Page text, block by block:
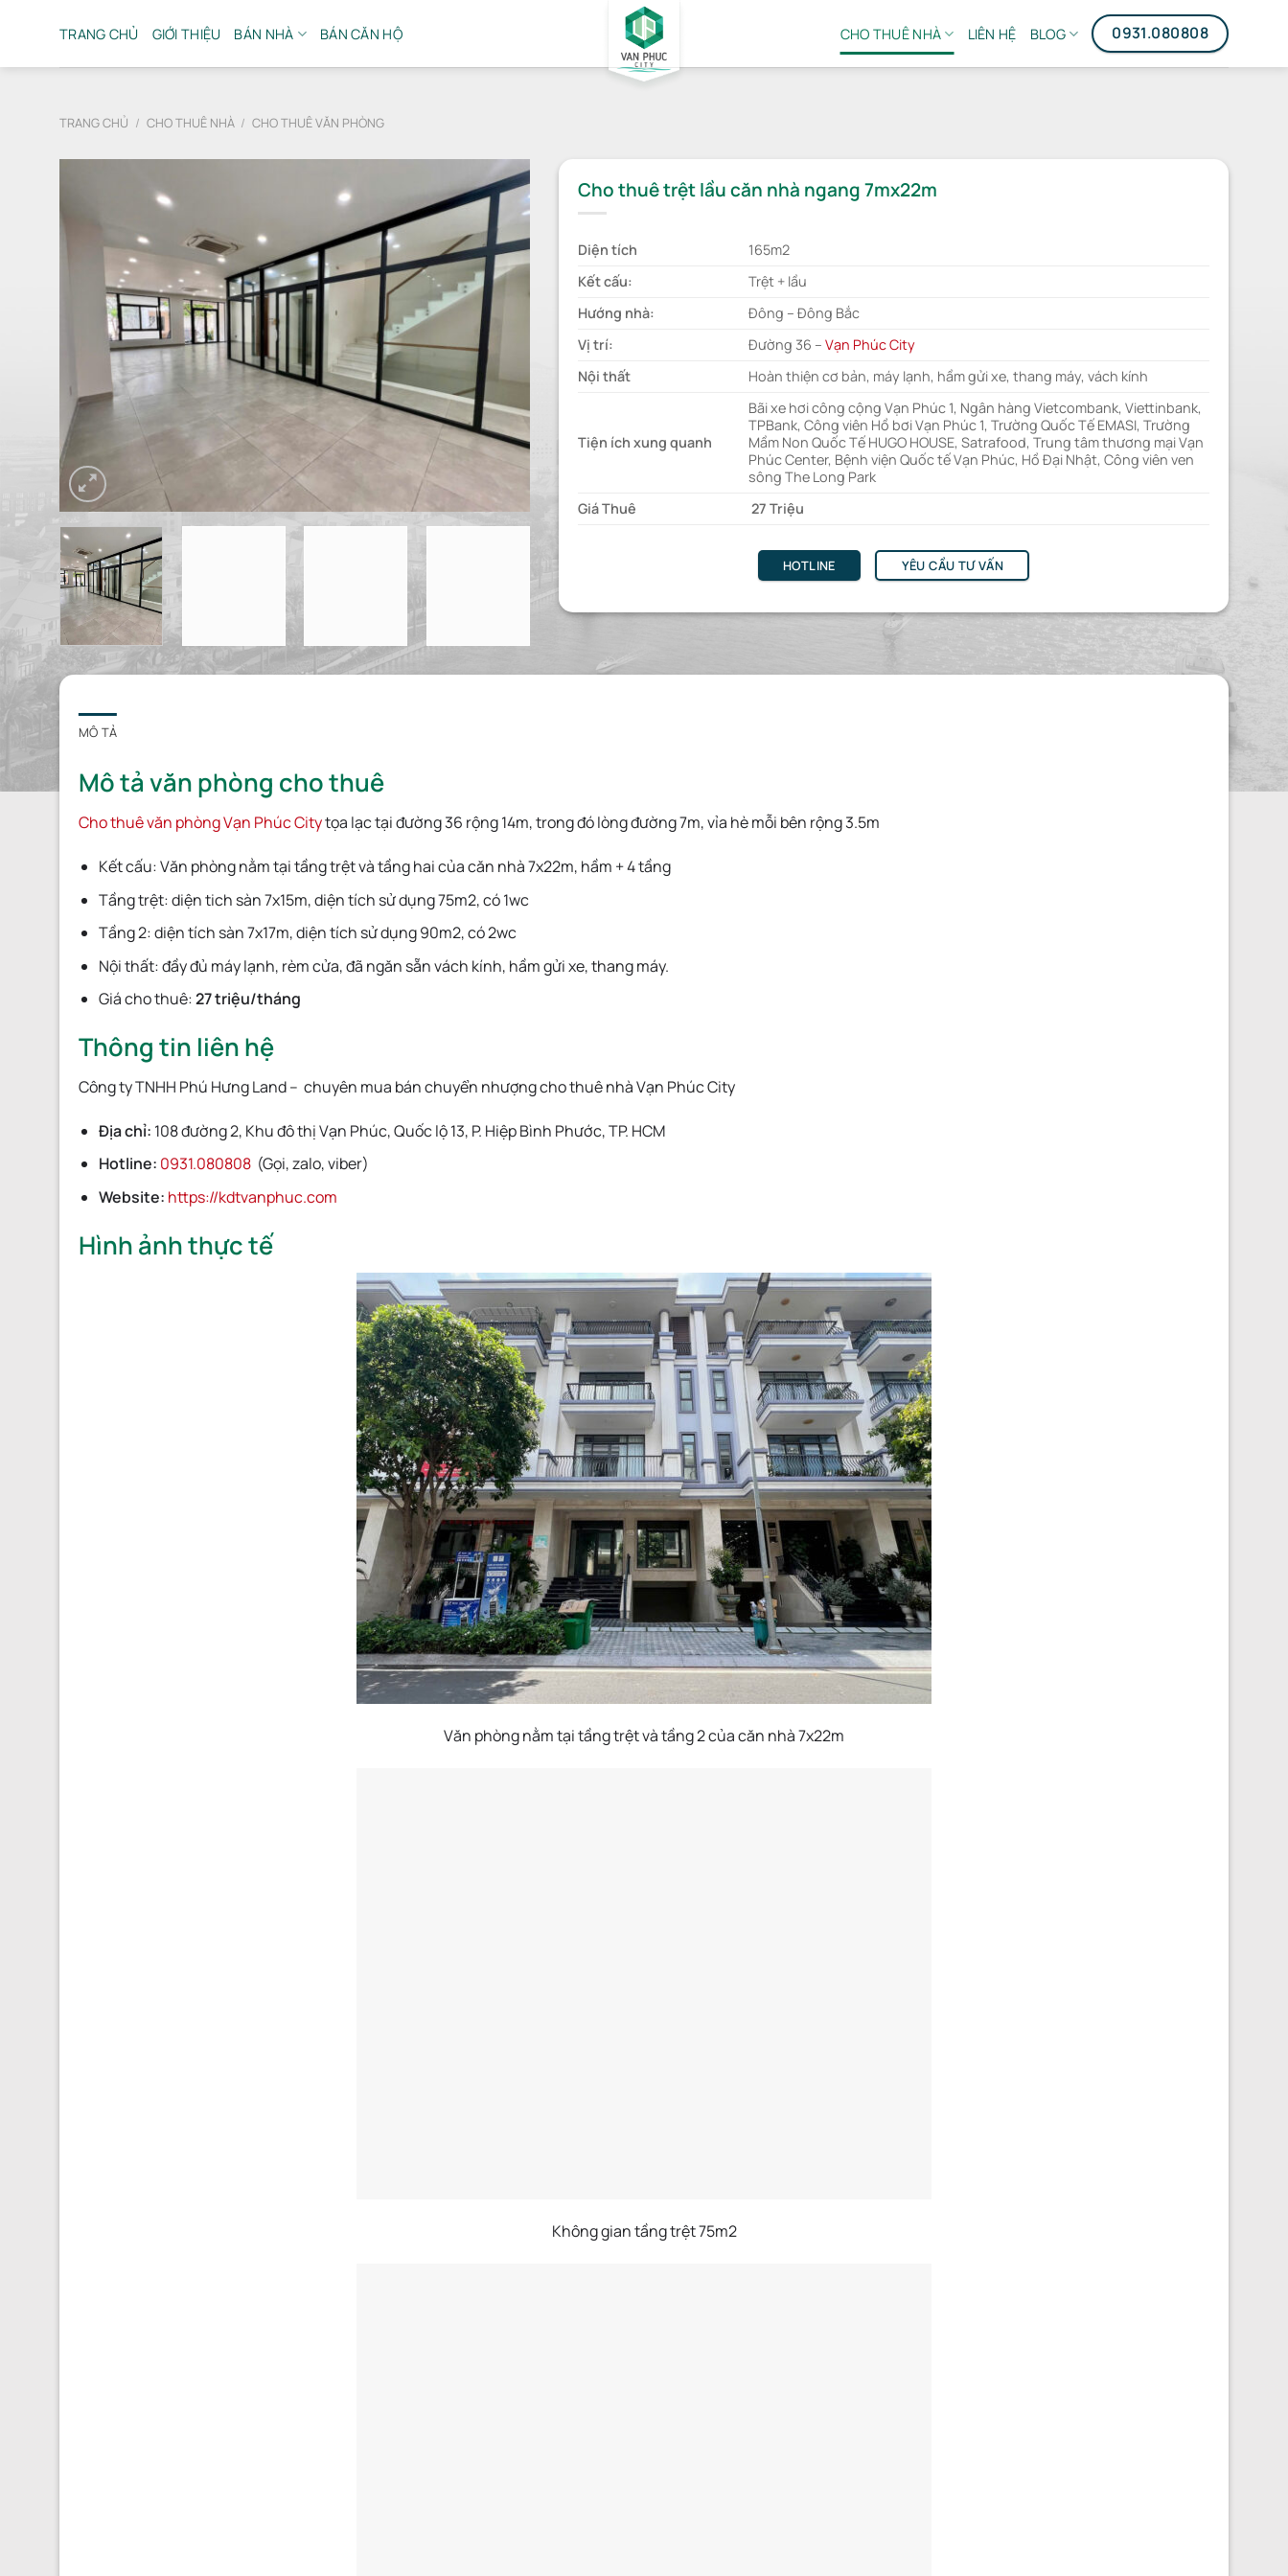
TRANG CHỦ GIỚI THIỆU BÁN NHÀ BÁN CĂN HỘ CHO THUÊ NHÀ LIÊN HỆ BLOG 0931.080808
TRANG CHỦ / CHO THUÊ NHÀ / CHO THUÊ VĂN PHÒNG
Cho thuê trệt lầu căn nhà ngang 7mx22m
Diện tích
165m2
Kết cấu:
Trệt + lầu
Hướng nhà:
Đông – Đông Bắc
Vị trí:
Đường 36 –Vạn Phúc City
Nội thất
Hoàn thiện cơ bản, máy lạnh, hầm gửi xe, thang máy, vách kính
Tiện ích xung quanh
Bãi xe hơi công cộng Vạn Phúc 1, Ngân hàng Vietcombank, Viettinbank,
TPBank, Công viên Hồ bơi Vạn Phúc 1, Trường Quốc Tế EMASI, Trường
Mầm Non Quốc Tế HUGO HOUSE, Satrafood, Trung tâm thương mại Vạn
Phúc Center, Bệnh viện Quốc tế Vạn Phúc, Hồ Đại Nhật, Công viên ven
sông The Long Park
Giá Thuê
27 Triệu
HOTLINE YÊU CẦU TƯ VẤN
MÔ TẢ
Mô tả văn phòng cho thuê
Cho thuê văn phòng Vạn Phúc Citytọa lạc tại đường 36 rộng 14m, trong đó lòng đường 7m, vỉa hè mỗi bên rộng 3.5m
Kết cấu: Văn phòng nằm tại tầng trệt và tầng hai của căn nhà 7x22m, hầm + 4 tầng
Tầng trệt: diện tich sàn 7x15m, diện tích sử dụng 75m2, có 1wc
Tầng 2: diện tích sàn 7x17m, diện tích sử dụng 90m2, có 2wc
Nội thất: đầy đủ máy lạnh, rèm cửa, đã ngăn sẵn vách kính, hầm gửi xe, thang máy.
Giá cho thuê:27 triệu/tháng
Thông tin liên hệ
Công ty TNHH Phú Hưng Land – chuyên mua bán chuyển nhượng cho thuê nhà Vạn Phúc City
Địa chỉ: 108 đường 2, Khu đô thị Vạn Phúc, Quốc lộ 13, P. Hiệp Bình Phước, TP. HCM
Hotline: 0931.080808 (Gọi, zalo, viber)
Website: https://kdtvanphuc.com
Hình ảnh thực tế
Văn phòng nằm tại tầng trệt và tầng 2 của căn nhà 7x22m
Không gian tầng trệt 75m2